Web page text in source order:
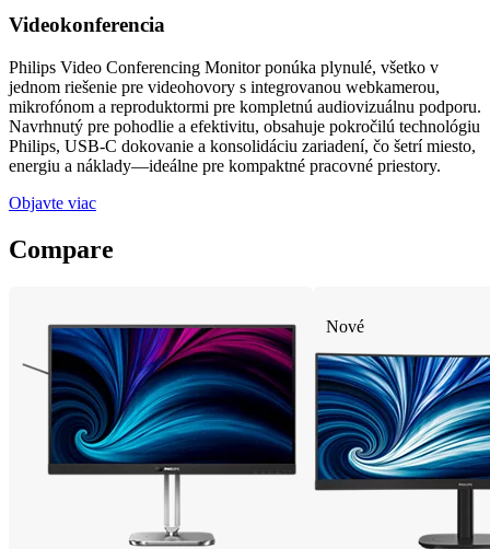
Videokonferencia
Philips Video Conferencing Monitor ponúka plynulé, všetko v
jednom riešenie pre videohovory s integrovanou webkamerou,
mikrofónom a reproduktormi pre kompletnú audiovizuálnu podporu.
Navrhnutý pre pohodlie a efektivitu, obsahuje pokročilú technológiu
Philips, USB-C dokovanie a konsolidáciu zariadení, čo šetrí miesto,
energiu a náklady—ideálne pre kompaktné pracovné priestory.
Objavte viac
Compare
Nové